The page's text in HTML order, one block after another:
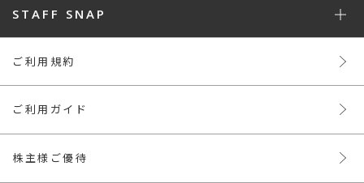
STAFF SNAP
ご利用規約
ご利用ガイド
株主様ご優待